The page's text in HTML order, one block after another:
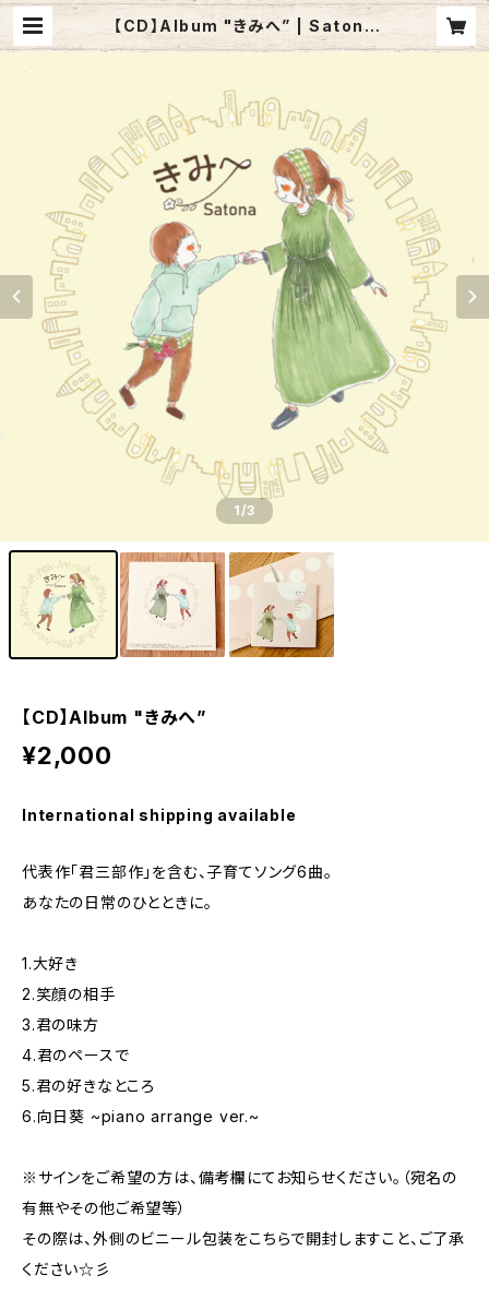
【CD】Album "きみへ” | Satona
Online Store 『SATOMART』
1/3
【CD】Album "きみへ”
¥2,000
International shipping available
代表作「君三部作」を含む、子育てソング6曲。
あなたの日常のひとときに。
1.大好き
2.笑顔の相手
3.君の味方
4.君のペースで
5.君の好きなところ
6.向日葵 ~piano arrange ver.~
※サインをご希望の方は、備考欄にてお知らせください。（宛名の
有無やその他ご希望等）
その際は、外側のビニール包装をこちらで開封しますこと、ご了承
ください☆彡